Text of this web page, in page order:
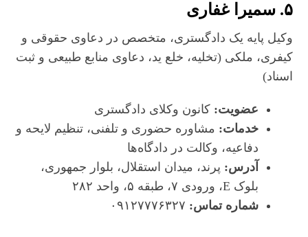
۵. سمیرا غفاری
وکیل پایه یک دادگستری، متخصص در دعاوی حقوقی و
کیفری، ملکی (تخلیه، خلع ید، دعاوی منابع طبیعی و ثبت
اسناد)
عضویت: کانون وکلای دادگستری
خدمات: مشاوره حضوری و تلفنی، تنظیم لایحه و
دفاعیه، وکالت در دادگاه‌ها
آدرس: پرند، میدان استقلال، بلوار جمهوری،
بلوک E، ورودی ۷، طبقه ۵، واحد ۲۸۲
شماره تماس: